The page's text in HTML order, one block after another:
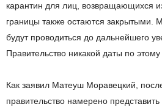
карантин для лиц, возвращающихся
границы также остаются закрытыми.
будут проводиться до дальнейшего
Правительство никакой даты по
Как заявил Матеуш Моравецкий,
правительство намерено